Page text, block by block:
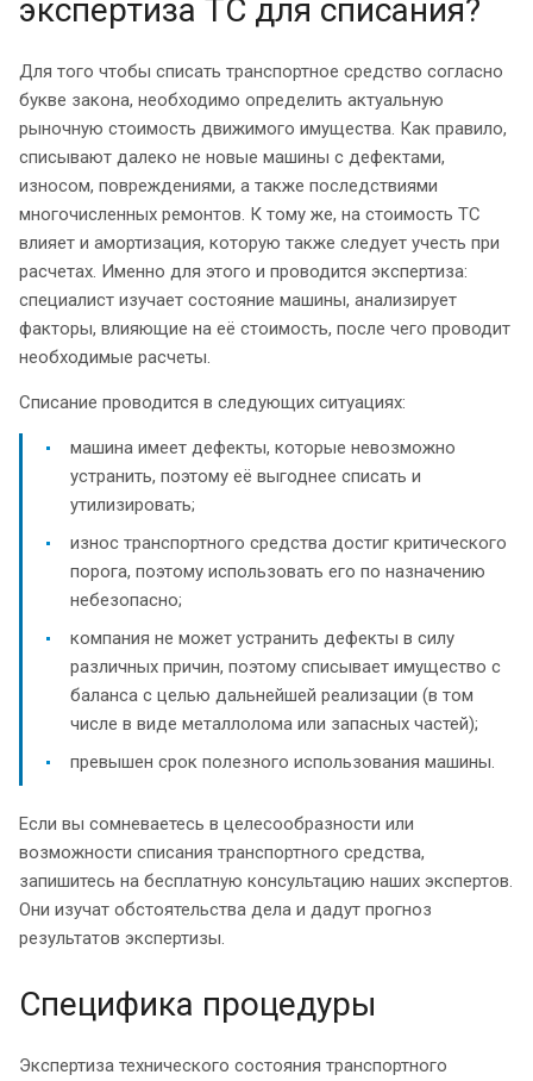
экспертиза ТС для списания?
Для того чтобы списать транспортное средство согласно
букве закона, необходимо определить актуальную
рыночную стоимость движимого имущества. Как правило,
списывают далеко не новые машины с дефектами,
износом, повреждениями, а также последствиями
многочисленных ремонтов. К тому же, на стоимость ТС
влияет и амортизация, которую также следует учесть при
расчетах. Именно для этого и проводится экспертиза:
специалист изучает состояние машины, анализирует
факторы, влияющие на её стоимость, после чего проводит
необходимые расчеты.
Списание проводится в следующих ситуациях:
машина имеет дефекты, которые невозможно
устранить, поэтому её выгоднее списать и
утилизировать;
износ транспортного средства достиг критического
порога, поэтому использовать его по назначению
небезопасно;
компания не может устранить дефекты в силу
различных причин, поэтому списывает имущество с
баланса с целью дальнейшей реализации (в том
числе в виде металлолома или запасных частей);
превышен срок полезного использования машины.
Если вы сомневаетесь в целесообразности или
возможности списания транспортного средства,
запишитесь на бесплатную консультацию наших экспертов.
Они изучат обстоятельства дела и дадут прогноз
результатов экспертизы.
Специфика процедуры
Экспертиза технического состояния транспортного